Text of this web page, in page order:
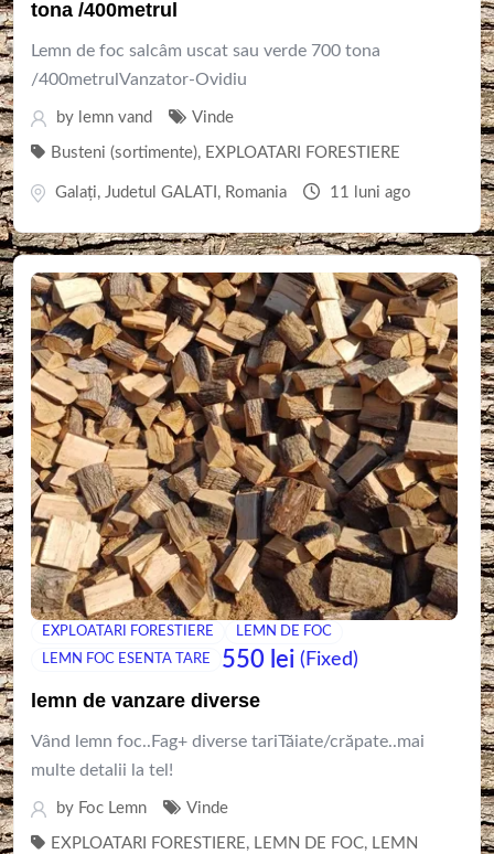
tona /400metrul
Lemn de foc salcâm uscat sau verde 700 tona
/400metrulVanzator-Ovidiu
by lemn vand Vinde
Busteni (sortimente), EXPLOATARI FORESTIERE
Galaţi, Judetul GALATI , Romania 11 luni ago
EXPLOATARI FORESTIERE
LEMN DE FOC
LEMN FOC ESENTA TARE
550 lei (Fixed)
lemn de vanzare diverse
Vând lemn foc..Fag+ diverse tariTăiate/crăpate..mai
multe detalii la tel!
by Foc Lemn Vinde
EXPLOATARI FORESTIERE, LEMN DE FOC, LEMN